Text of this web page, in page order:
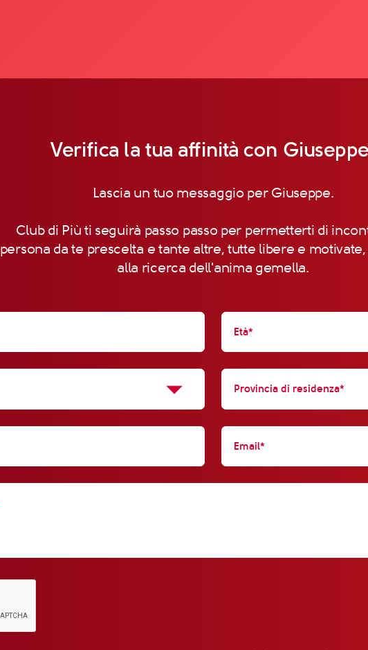
Verifica la tua affinità con
Lascia un tuo messaggio per Giuseppe.
Club di Più ti seguirà passo passo per permetterti di
persona da te prescelta e tante altre, tutte libere e
alla ricerca dell'anima gemella.